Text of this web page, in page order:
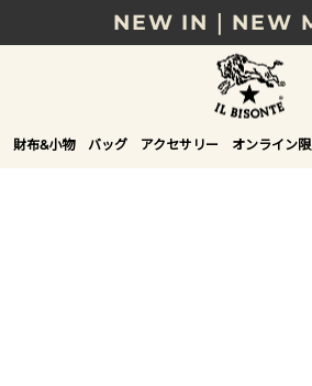
NEW IN｜NEW
8/17(月)10時まで｜税込
贈る相手やシーンから選べる
NEW IN｜COLOR
財布&小物 バッグ アクセサリー オンライン